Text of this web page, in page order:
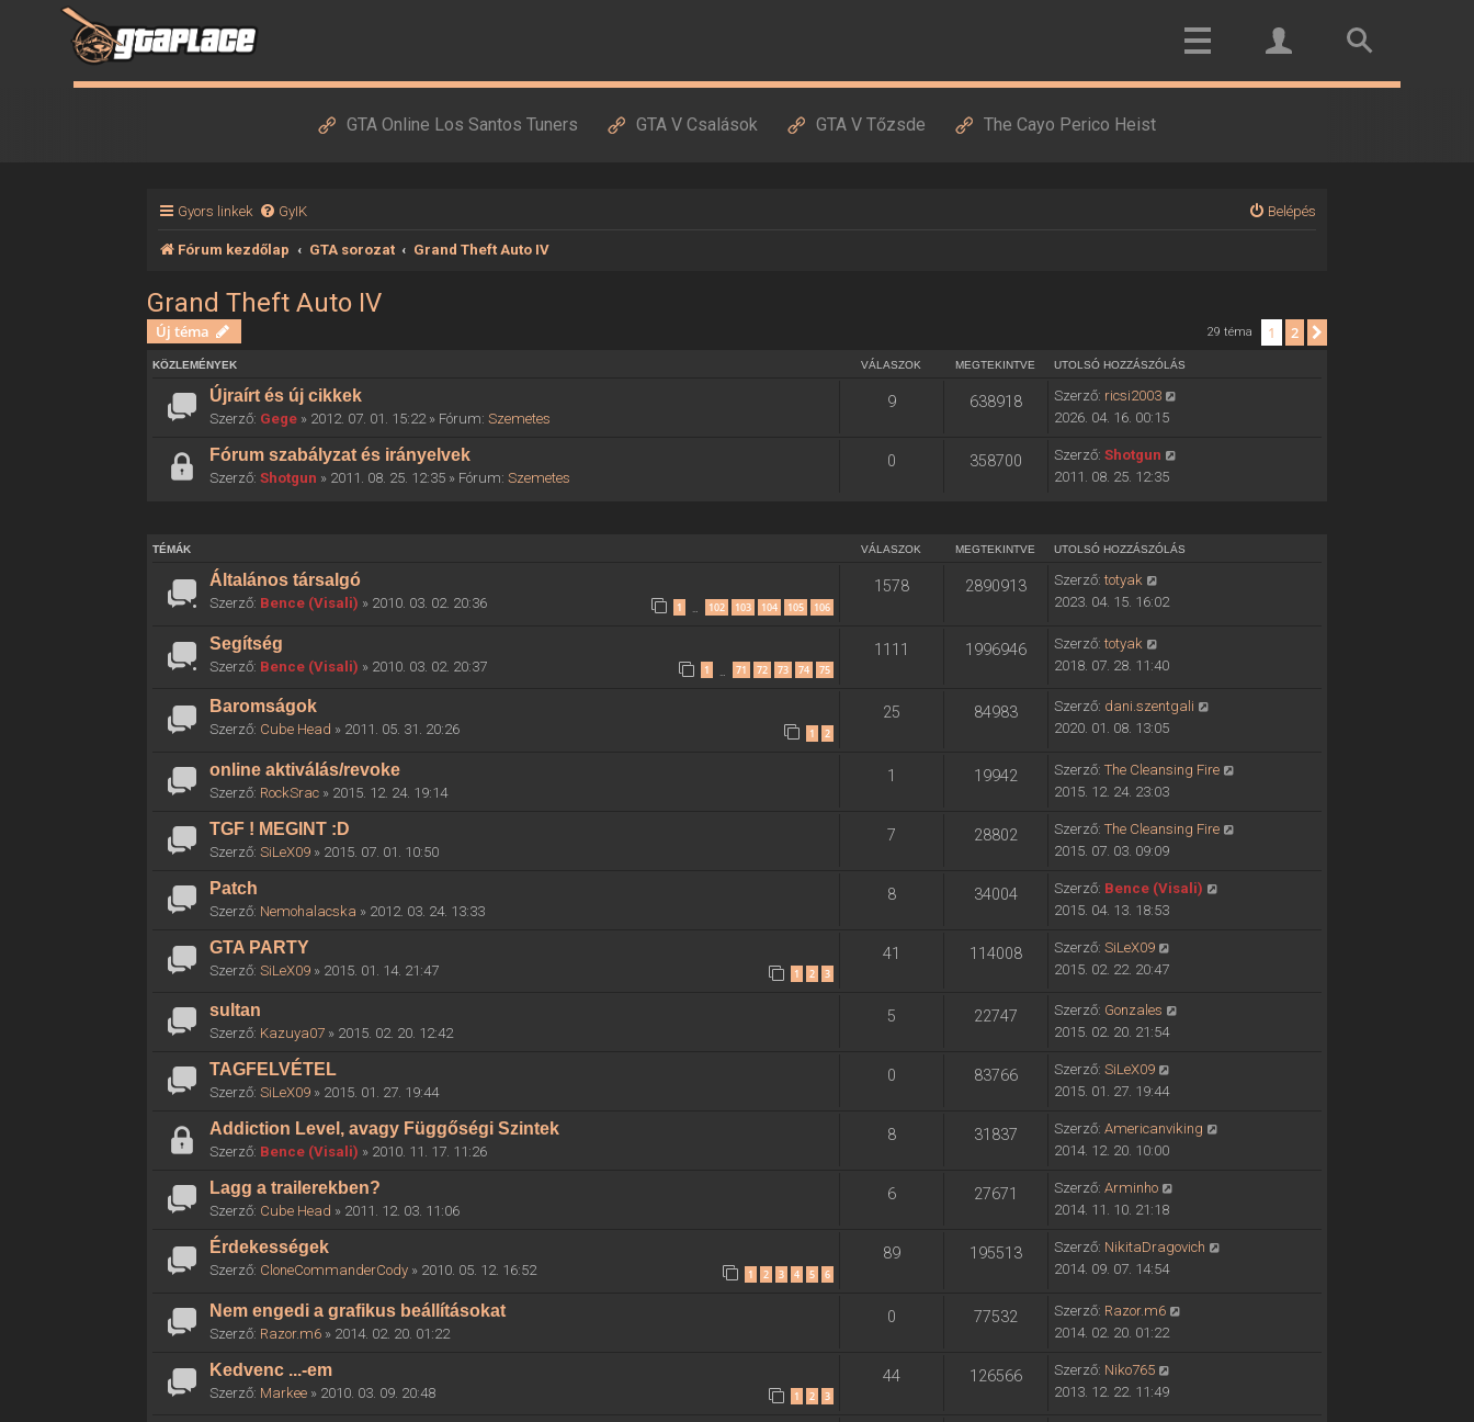
GTA Online Los Santos Tuners GTA V Csalások GTA V Tőzsde The Cayo Perico Heist
Gyors linkek GyIK Belépés
Fórum kezdőlap GTA sorozat Grand Theft Auto IV
Grand Theft Auto IV
Új téma 29 téma 1 2
KÖZLEMÉNYEK VÁLASZOK MEGTEKINTVE UTOLSÓ HOZZÁSZÓLÁS
Újraírt és új cikkek
Szerző: Gege » 2012. 07. 01. 15:22 » Fórum:Szemetes
9 638918 Szerző: ricsi2003
2026. 04. 16. 00:15
Fórum szabályzat és irányelvek
Szerző:Shotgun » 2011. 08. 25. 12:35 » Fórum:Szemetes
0 358700 Szerző: Shotgun
2011. 08. 25. 12:35
TÉMÁK VÁLASZOK MEGTEKINTVE UTOLSÓ HOZZÁSZÓLÁS
Általános társalgó
Szerző: Bence (Visali) » 2010. 03. 02. 20:36 1 … 102 103 104 105 106
1578 2890913 Szerző: totyak
2023. 04. 15. 16:02
Segítség
Szerző: Bence (Visali) » 2010. 03. 02. 20:37 1 71 72 73 74 75
1111 1996946 Szerző: totyak
2018. 07. 28. 11:40
Baromságok
Szerző: Cube Head » 2011. 05. 31. 20:26 1 2
25 84983 Szerző: dani.szentgali
2020. 01. 08. 13:05
online aktiválás/revoke
Szerző: RockSrac » 2015. 12. 24. 19:14
1 19942 Szerző: The Cleansing Fire
2015. 12. 24. 23:03
TGF ! MEGINT :D
Szerző:SiLeX09 » 2015. 07. 01. 10:50
7 28802 Szerző: The Cleansing Fire
2015. 07. 03. 09:09
Patch
Szerző: Nemohalacska » 2012. 03. 24. 13:33
8 34004 Szerző: Bence (Visali)
2015. 04. 13. 18:53
GTA PARTY
Szerző:SiLeX09 » 2015. 01. 14. 21:47 1 2 3
41 114008 Szerző: SiLeX09
2015. 02. 22. 20:47
sultan
Szerző: Kazuya07 » 2015. 02. 20. 12:42
5 22747 Szerző: Gonzales
2015. 02. 20. 21:54
TAGFELVÉTEL
Szerző:SiLeX09 » 2015. 01. 27. 19:44
0 83766 Szerző: SiLeX09
2015. 01. 27. 19:44
Addiction Level, avagy Függőségi Szintek
Szerző: Bence (Visali) » 2010. 11. 17. 11:26
8 31837 Szerző: Americanviking
2014. 12. 20. 10:00
Lagg a trailerekben?
Szerző: Cube Head » 2011. 12. 03. 11:06
6 27671 Szerző: Arminho
2014. 11. 10. 21:18
Érdekességek
Szerző: CloneCommanderCody » 2010. 05. 12. 16:52 1 2 3 4 5 6
89 195513 Szerző: NikitaDragovich
2014. 09. 07. 14:54
Nem engedi a grafikus beállításokat
Szerző: Razor.m6 » 2014. 02. 20. 01:22
0 77532 Szerző: Razor.m6
2014. 02. 20. 01:22
Kedvenc ...-em
Szerző: Markee » 2010. 03. 09. 20:48 1 2 3
44 126566 Szerző: Niko765
2013. 12. 22. 11:49